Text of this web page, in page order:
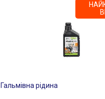
Гальмівна рідина